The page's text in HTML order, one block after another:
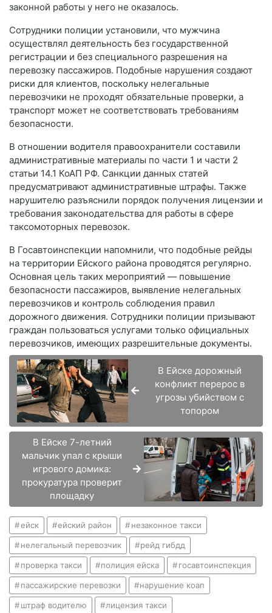
законной работы у него не оказалось.
Сотрудники полиции установили, что мужчина
осуществлял деятельность без государственной
регистрации и без специального разрешения на
перевозку пассажиров. Подобные нарушения создают
риски для клиентов, поскольку нелегальные
перевозчики не проходят обязательные проверки, а
транспорт может не соответствовать требованиям
безопасности.
В отношении водителя правоохранители составили
административные материалы по части 1 и части 2
статьи 14.1 КоАП РФ. Санкции данных статей
предусматривают административные штрафы. Также
нарушителю разъяснили порядок получения лицензии и
требования законодательства для работы в сфере
таксомоторных перевозок.
В Госавтоинспекции напомнили, что подобные рейды
на территории Ейского района проводятся регулярно.
Основная цель таких мероприятий — повышение
безопасности пассажиров, выявление нелегальных
перевозчиков и контроль соблюдения правил
дорожного движения. Сотрудники полиции призывают
граждан пользоваться услугами только официальных
перевозчиков, имеющих разрешительные документы.
В Ейске дорожный
конфликт перерос в
угрозы убийством с
топором
В Ейске 7-летний
мальчик упал с крыши
игрового домика:
прокуратура проверит
площадку
ейск ейский район незаконное такси
нелегальный перевозчик рейд гибдд
проверка такси полиция ейска госавтоинспекция
пассажирские перевозки нарушение коап
штраф водителю лицензия такси